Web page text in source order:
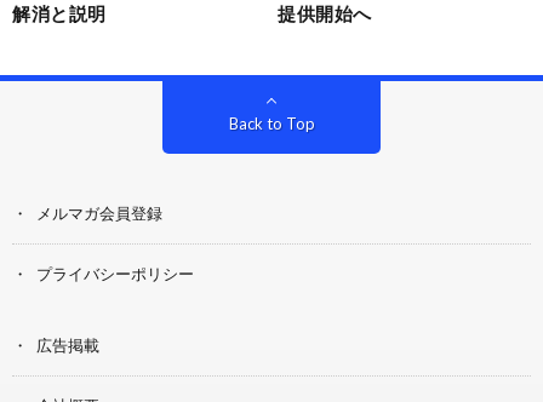
解消と説明
提供開始へ
Back to Top
メルマガ会員登録
プライバシーポリシー
広告掲載